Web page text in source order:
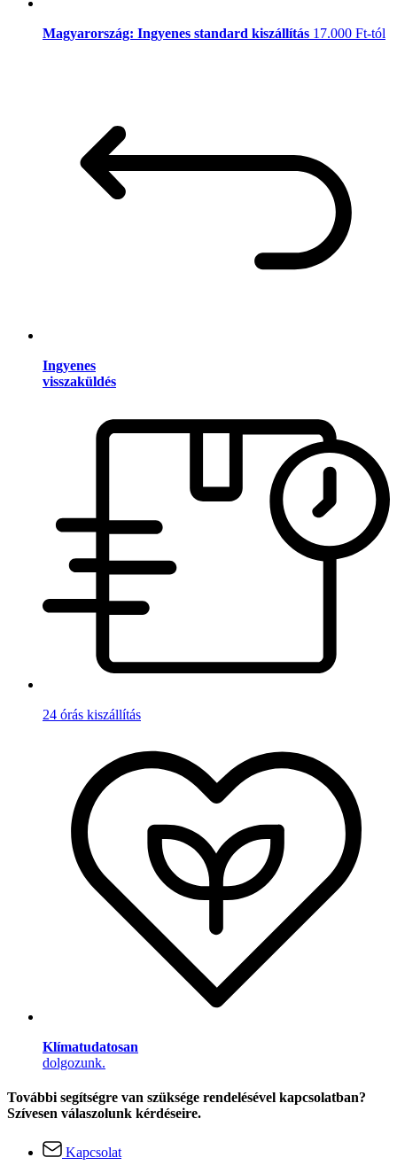
Magyarország: Ingyenes standard kiszállítás 17.000 Ft-tól
Ingyenes
visszaküldés
24 órás kiszállítás
Klímatudatosan
dolgozunk.
További segítségre van szüksége rendelésével kapcsolatban?
Szívesen válaszolunk kérdéseire.
Kapcsolat